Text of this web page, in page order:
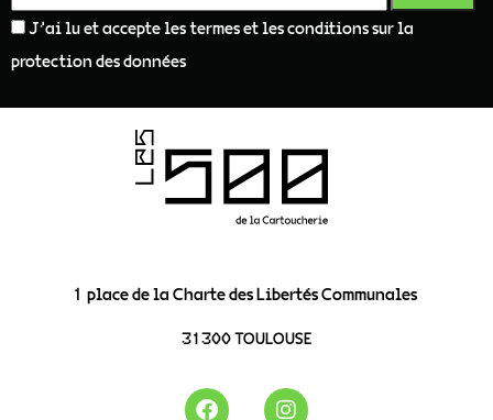
J'ai lu et accepte les termes et les conditions sur la
protection des données
1 place de la Charte des Libertés Communales
31300 TOULOUSE